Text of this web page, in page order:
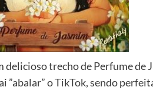
delicioso trecho de Perfume
”abalar” o TikTok, sendo